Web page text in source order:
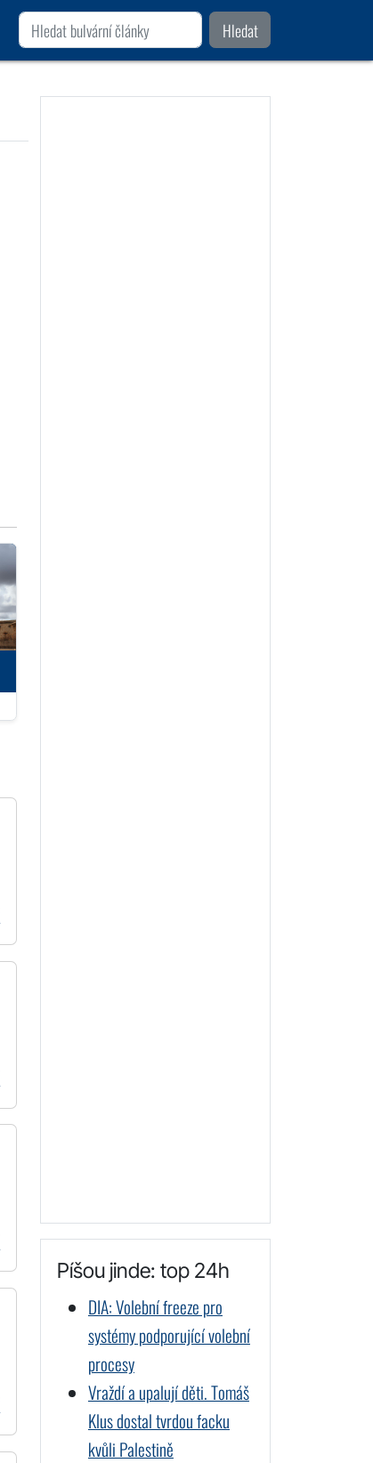
Hledat
Píšou jinde: top 24h
DIA: Volební freeze pro
systémy podporující volební
procesy
Vraždí a upalují děti. Tomáš
Klus dostal tvrdou facku
kvůli Palestině